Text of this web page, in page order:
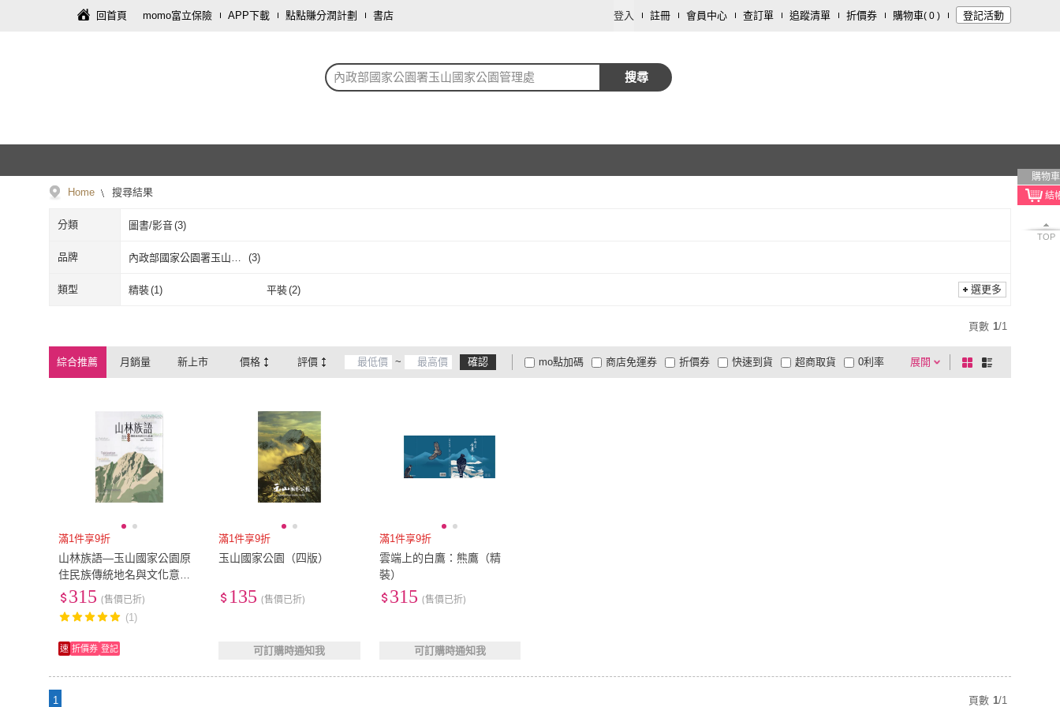
回首頁 momo富立保險 APP下載 點點賺分潤計劃 書店 登入 註冊 會員中心 查訂單 追蹤清單 折價券 購物車( 0 ) 登記活動
內政部國家公園署玉山國家公園管理處 搜尋
購物車
TOP
Home 搜尋結果
分類 圖書/影音(3)
品牌
內政部國家公園署玉山國
(3)
內政部國家公園署玉山
)
類型 精裝(1) 平裝(2) 選更多
頁數 1/1
綜合推薦 月銷量 新上市 價格 評價 ~ 確認 展開
折價券
有影片
商品有量 電視購物
mo點加碼 快速到貨 超商取貨
大家電安心配
大家電快配
商店免運券 0利率
棋
盤
列
滿1件享9折
山林族語—玉山國家公園原
住民族傳統地名與文化意涵
（精裝）
315 (售價已折)
(1)
速 折價券 登記
滿1件享9折
玉山國家公園（四版）
135 (售價已折)
可訂購時通知我
滿1件享9折
雲端上的白鷹：熊鷹（精
裝）
315 (售價已折)
可訂購時通知我
1 頁數 1/1